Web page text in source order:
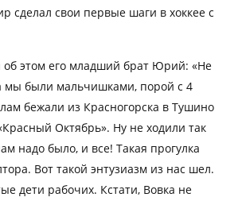
сделал свои первые шаги в хоккее с
об этом его младший брат Юрий: «Не
мы были мальчишками, порой с 4
бежали из Красногорска в Тушино
Октябрь». Ну не ходили так
надо было, и все! Такая прогулка
Вот такой энтузиазм из нас шел.
дети рабочих. Кстати, Вовка не